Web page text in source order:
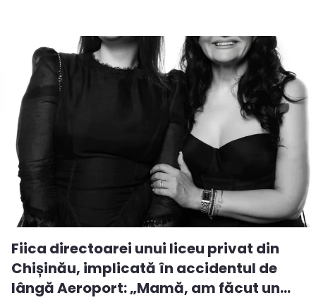
Fiica directoarei unui liceu privat din
Chișinău, implicată în accidentul de
lângă Aeroport: „Mamă, am făcut un